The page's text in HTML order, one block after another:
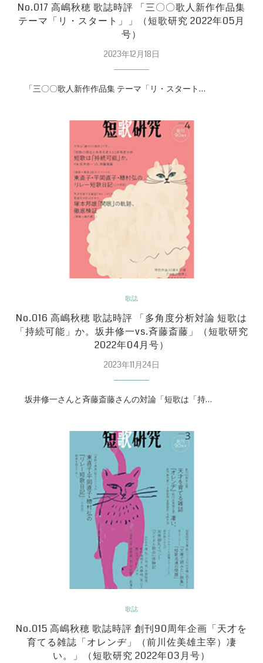
No.017 高嶋秋穂 歌誌時評 「三〇〇歌人新作作品集
テーマ「リ・スタート」」（短歌研究 2022年05月
号）
2023年12月18日
「三〇〇歌人新作作品集 テーマ「リ・スタート…
歌誌
No.016 高嶋秋穂 歌誌時評 「多角度分析対論 短歌は
「持続可能」か。坂井修一vs.斉藤斎藤」（短歌研究
2022年04月号）
2023年11月24日
坂井修一さんと斉藤斎藤さんの対論「短歌は「持…
歌誌
No.015 高嶋秋穂 歌誌時評 創刊90周年企画「天才を
育てる雑誌「オレンヂ」（前川佐美雄主宰）凄
い。」（短歌研究 2022年03月号）